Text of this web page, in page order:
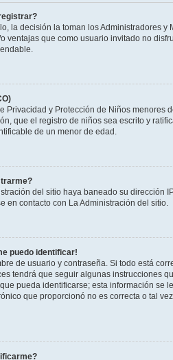
la decisión la toman los Administradores
ventajas que como usuario invitado no
Privacidad y Protección de Niños
que el registro de niños sea escrito y
de un menor de edad.
del sitio haya baneado su dirección
en contacto con La Administración del sitio.
puedo identificar!
de usuario y contraseña. Si todo está
tendrá que seguir algunas instrucciones
pueda identificarse; esta información se
que proporcionó no es correcta o tal